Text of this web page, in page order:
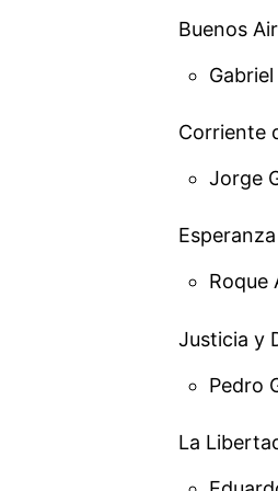
Buenos
Corriente
Jorge
Roque
Justicia y
Pedro
La